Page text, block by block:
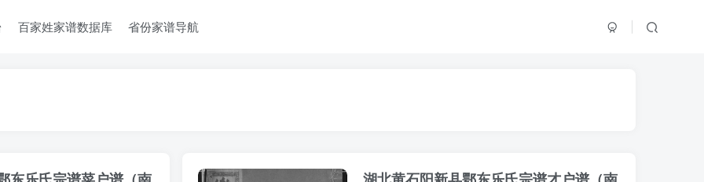
百家姓家谱数据库 省份家谱导航